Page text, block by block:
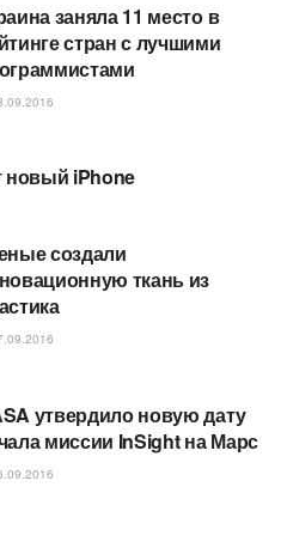
заняла 11 место в
стран с лучшими
новый iPhone
создали
ткань из
утвердило новую дату
миссии InSight на Марс